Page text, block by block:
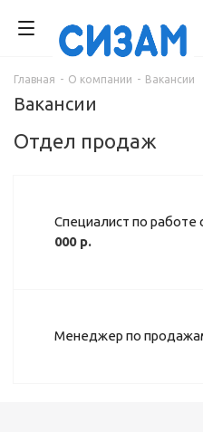
Главная - О компании - Вакансии
Вакансии
Отдел продаж
Специалист по работе
000 р.
Менеджер по